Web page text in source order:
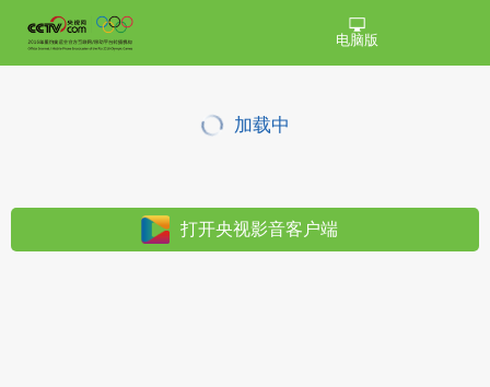
电脑版
加载中
打开央视影音客户端